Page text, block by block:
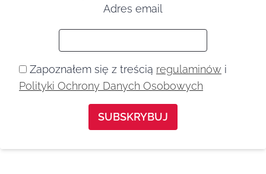
Adres email
Zapoznałem się z treścią regulaminów i
Polityki Ochrony Danych Osobowych